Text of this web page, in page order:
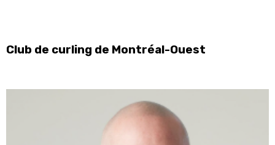
Club de curling de Montréal-Ouest